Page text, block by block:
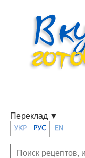
Переклад ▼